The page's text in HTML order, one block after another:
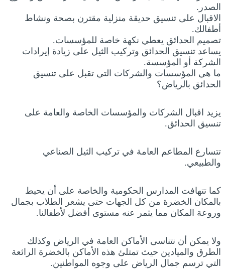
الصدر.
الاقبال على تنسيق حديقة منزلية مقترن بصحة ونشاط
أطفالك.
تصميم الحدائق يعطي نكهة خاصة للمؤسسات.
يساعد تنسيق الحدائق وتركيب الثيل على زيادة إيرادات
الشركة أو المؤسسة.
ما هي المؤسسات والشركات التي تقبل على تنسيق
الحدائق بالرياض؟
يزيد اقبال الشركات والمؤسسات الخاصة والعامة على
تنسيق الحدائق.
تتسارع المطاعم العامة في تركيب الثيل الصناعي
والطبيعي.
كما تتهافت المدارس الحكومية والخاصة على أن يحيط
بالمكان الخضرة من كل الجهات حتى يشعر الطلاب بجمال
وروعة المكان مما يثمر عنه مستوى أفضل لأطفالنا.
ولا يمكن أن نتناسى الأماكن العامة في الرياض وكذلك
الطرق والميادين حيث تمتلئ هذه الأماكن بالخضرة الرائعة
التي ترسم جمال الرياض على وجوه المواطنين.